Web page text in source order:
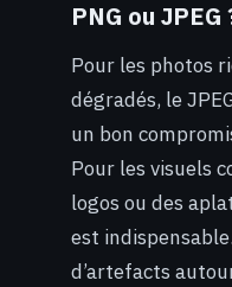
PNG ou JPEG
Pour les photos
dégradés, le
un bon
Pour les visuels
logos ou des
est
d’artefacts